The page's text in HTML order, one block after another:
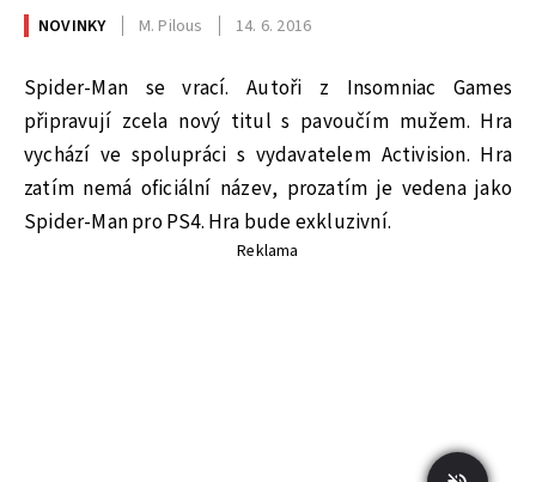
NOVINKY M. Pilous 14. 6. 2016
Spider-Man se vrací. Autoři z Insomniac Games
připravují zcela nový titul s pavoučím mužem. Hra
vychází ve spolupráci s vydavatelem Activision. Hra
zatím nemá oficiální název, prozatím je vedena jako
Spider-Man pro PS4. Hra bude exkluzivní.
Reklama